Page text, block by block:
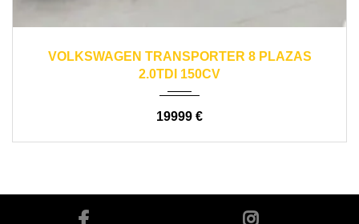
VOLKSWAGEN TRANSPORTER 8 PLAZAS
2.0TDI 150CV
19999 €